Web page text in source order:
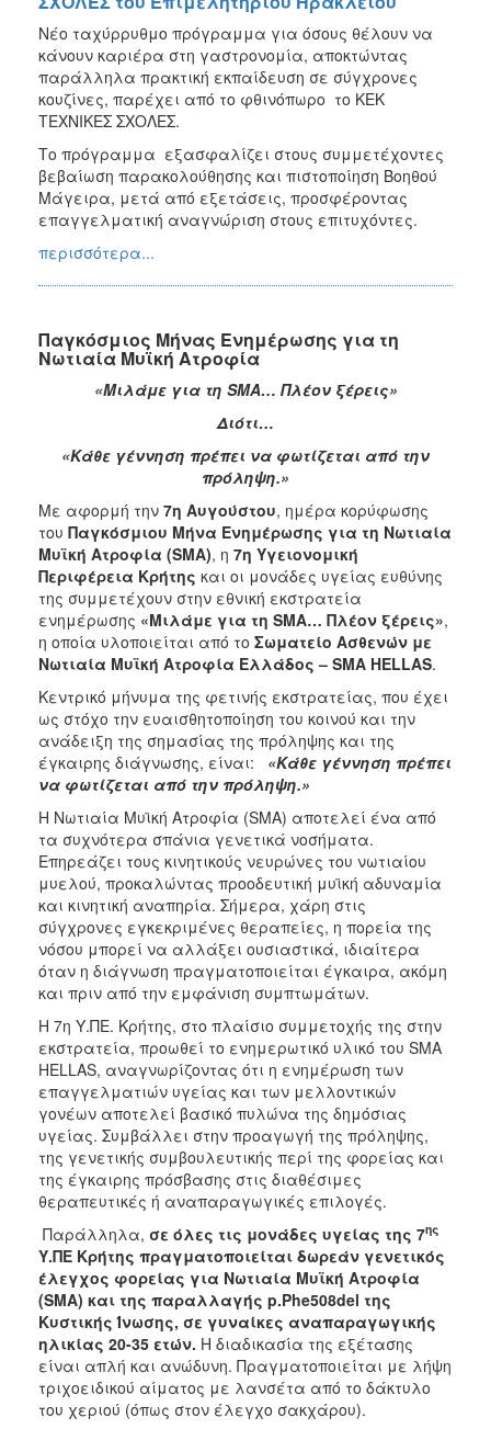
Νέο ταχύρρυθμο πρόγραμμα για όσους θέλουν να
κάνουν καριέρα στη γαστρονομία, αποκτώντας
παράλληλα πρακτική εκπαίδευση σε σύγχρονες
κουζίνες, παρέχει από το φθινόπωρο το ΚΕΚ
ΤΕΧΝΙΚΕΣ ΣΧΟΛΕΣ.
Το πρόγραμμα εξασφαλίζει στους συμμετέχοντες
βεβαίωση παρακολούθησης και πιστοποίηση Βοηθού
Μάγειρα, μετά από εξετάσεις, προσφέροντας
επαγγελματική αναγνώριση στους επιτυχόντες.
περισσότερα...
Παγκόσμιος Μήνας Ενημέρωσης για τη
Νωτιαία Μυϊκή Ατροφία
«Μιλάμε για τη SMA… Πλέον ξέρεις»
Διότι…
«Κάθε γέννηση πρέπει να φωτίζεται από την
πρόληψη.»
Με αφορμή την 7η Αυγούστου, ημέρα κορύφωσης
του Παγκόσμιου Μήνα Ενημέρωσης για τη Νωτιαία
Μυϊκή Ατροφία (SMA), η 7η Υγειονομική
Περιφέρεια Κρήτης και οι μονάδες υγείας ευθύνης
της συμμετέχουν στην εθνική εκστρατεία
ενημέρωσης «Μιλάμε για τη SMA… Πλέον ξέρεις»,
η οποία υλοποιείται από το Σωματείο Ασθενών με
Νωτιαία Μυϊκή Ατροφία Ελλάδος – SMA HELLAS.
Κεντρικό μήνυμα της φετινής εκστρατείας, που έχει
ως στόχο την ευαισθητοποίηση του κοινού και την
ανάδειξη της σημασίας της πρόληψης και της
έγκαιρης διάγνωσης, είναι: «Κάθε γέννηση πρέπει
να φωτίζεται από την πρόληψη.»
Η Νωτιαία Μυϊκή Ατροφία (SMA) αποτελεί ένα από
τα συχνότερα σπάνια γενετικά νοσήματα.
Επηρεάζει τους κινητικούς νευρώνες του νωτιαίου
μυελού, προκαλώντας προοδευτική μυϊκή αδυναμία
και κινητική αναπηρία. Σήμερα, χάρη στις
σύγχρονες εγκεκριμένες θεραπείες, η πορεία της
νόσου μπορεί να αλλάξει ουσιαστικά, ιδιαίτερα
όταν η διάγνωση πραγματοποιείται έγκαιρα, ακόμη
και πριν από την εμφάνιση συμπτωμάτων.
Η 7η Υ.ΠΕ. Κρήτης, στο πλαίσιο συμμετοχής της στην
εκστρατεία, προωθεί το ενημερωτικό υλικό του SMA
HELLAS, αναγνωρίζοντας ότι η ενημέρωση των
επαγγελματιών υγείας και των μελλοντικών
γονέων αποτελεί βασικό πυλώνα της δημόσιας
υγείας. Συμβάλλει στην προαγωγή της πρόληψης,
της γενετικής συμβουλευτικής περί της φορείας και
της έγκαιρης πρόσβασης στις διαθέσιμες
θεραπευτικές ή αναπαραγωγικές επιλογές.
Παράλληλα, σε όλες τις μονάδες υγείας της 7ης
Υ.ΠΕ Κρήτης πραγματοποιείται δωρεάν γενετικός
έλεγχος φορείας για Νωτιαία Μυϊκή Ατροφία
(SMA) και της παραλλαγής p.Phe508del της
Κυστικής Ίνωσης, σε γυναίκες αναπαραγωγικής
ηλικίας 20-35 ετών. Η διαδικασία της εξέτασης
είναι απλή και ανώδυνη. Πραγματοποιείται με λήψη
τριχοειδικού αίματος με λανσέτα από το δάκτυλο
του χεριού (όπως στον έλεγχο σακχάρου).